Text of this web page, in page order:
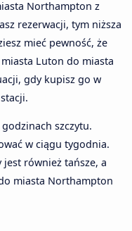
Northampton z
rezerwacji, tym niższa
mieć pewność, że
Luton do miasta
gdy kupisz go w
szczytu.
w ciągu tygodnia.
również tańsze, a
miasta Northampton